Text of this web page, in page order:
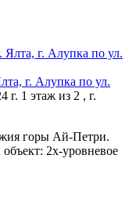
г. Алупка по ул.
г. 1 этаж из 2 , г.
горы Ай-Петри.
2х-уровневое